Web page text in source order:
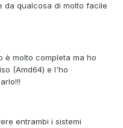
da qualcosa di molto facile
è molto completa ma ho
(Amd64) e l'ho
entrambi i sistemi